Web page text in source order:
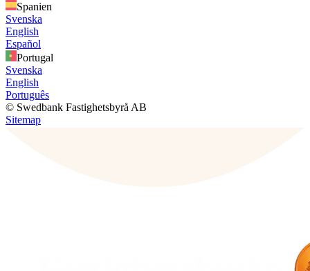
Spanien
Svenska
English
Español
Portugal
Svenska
English
Português
© Swedbank Fastighetsbyrå AB
Sitemap